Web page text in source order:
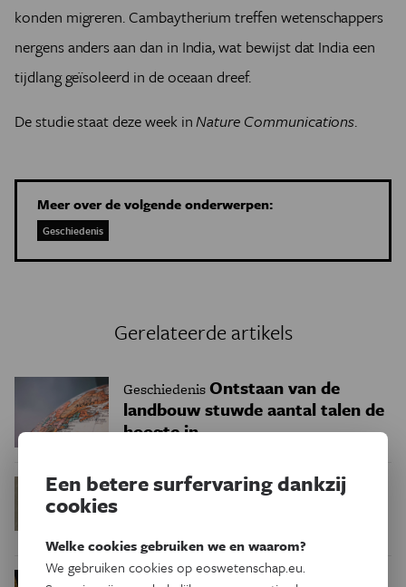
konden migreren. Cambaytherium treffen wetenschappers
nergens anders aan dan in India, wat bewijst dat India een
tijdlang geïsoleerd in de oceaan dreef.
De studie staat deze week inNature Communications.
Meer over de volgende onderwerpen:
Geschiedenis
Gerelateerde artikels
GeschiedenisOntstaan van de
landbouw stuwde aantal talen de
hoogte in
GeschiedenisOmmuurde graven
Geschiedenis Verdrijving, genocide
Een betere surfervaring dankzij
cookies
Welke cookies gebruiken we en waarom?
We gebruiken cookies op eoswetenschap.eu.